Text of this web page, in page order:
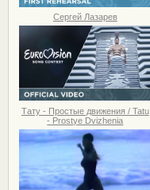
Сергей Лазарев
Тату - Простые движения / Tatu
- Prostye Dvizhenia